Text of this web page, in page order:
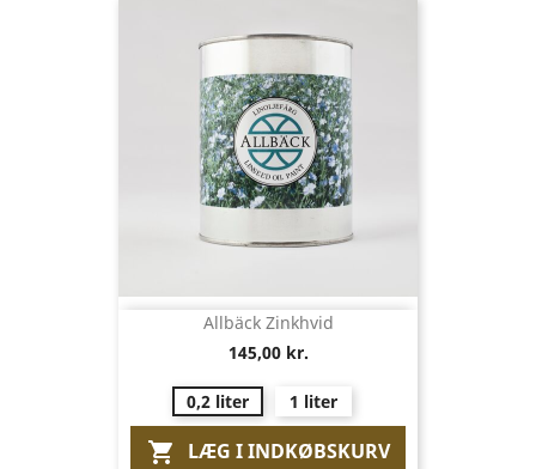
Allbäck Zinkhvid
145,00 kr.
0,2 liter 1 liter
 LÆG I INDKØBSKURV